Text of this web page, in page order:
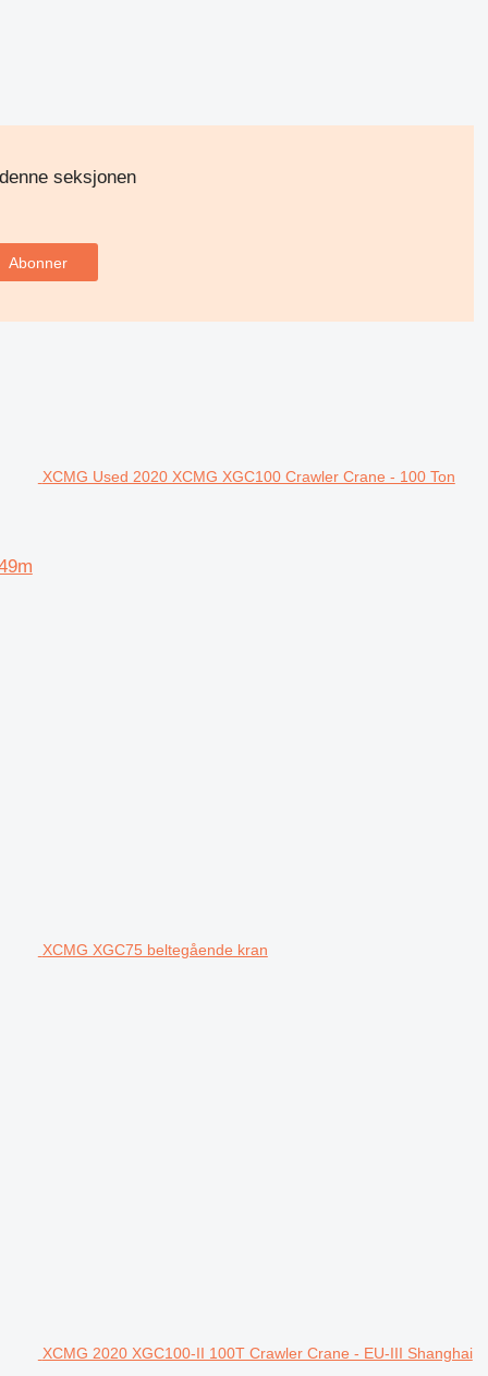
seksjonen
Abonner
XCMG Used 2020 XCMG XGC100 Crawler Crane - 100 Ton
XCMG XGC75 beltegående kran
XCMG 2020 XGC100-II 100T Crawler Crane - EU-III Shanghai